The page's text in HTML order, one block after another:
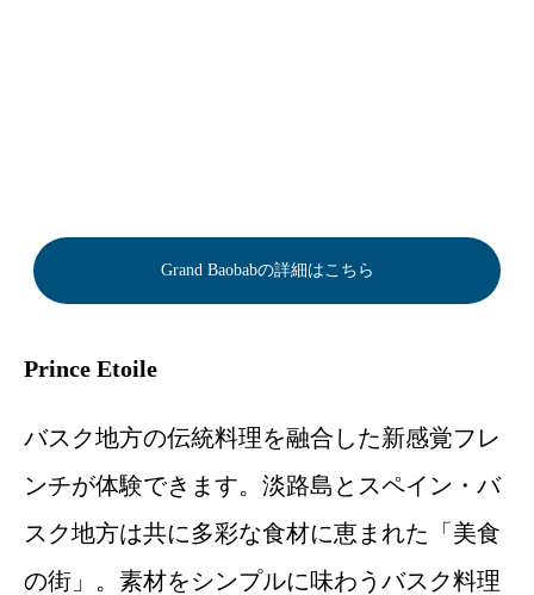
Grand Baobabの詳細はこちら
Prince Etoile
バスク地方の伝統料理を融合した新感覚フレ
ンチが体験できます。淡路島とスペイン・バ
スク地方は共に多彩な食材に恵まれた「美食
の街」。素材をシンプルに味わうバスク料理